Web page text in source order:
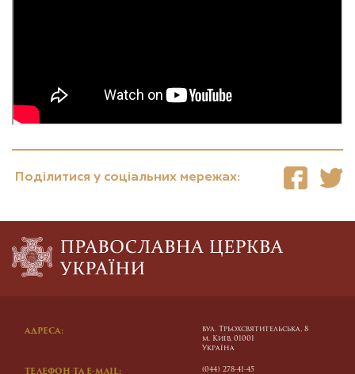
Поділитися у соціальних мережах:
АДРЕСА:
вул. Трьохсвятительська, 8
м. Київ, 01001
Україна
ТЕЛЕФОН ТА E-MAIL: (044) 278-41-45